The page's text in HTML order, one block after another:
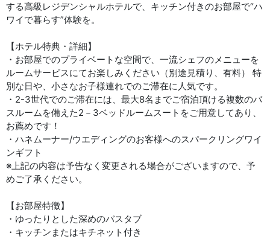
する高級レジデンシャルホテルで、キッチン付きのお部屋で“ハ
ワイで暮らす”体験を。
【ホテル特典・詳細】
・お部屋でのプライベートな空間で、一流シェフのメニューを
ルームサービスにてお楽しみください（別途見積り、有料） 特
別な日や、小さなお子様連れでのご滞在に人気です。
・2-3世代でのご滞在には、最大8名までご宿泊頂ける複数のバ
スルームを備えた2－3ベッドルームスートをご用意してあり、
お薦めです！
・ハネムーナー/ウエディングのお客様へのスパークリングワイ
ンギフト
※上記の内容は予告なく変更される場合がございますので、予
めご了承ください。
【お部屋特徴】
・ゆったりとした深めのバスタブ
・キッチンまたはキチネット付き